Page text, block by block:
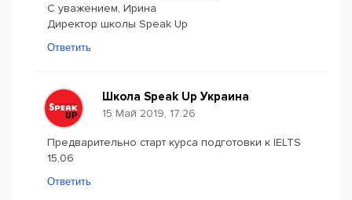
С уважением, Ирина
Директор школы Speak Up
Ответить
Школа Speak Up Украина
15 Май 2019, 17:26
Предварительно старт курса подготовки к IELTS
15.06
Ответить